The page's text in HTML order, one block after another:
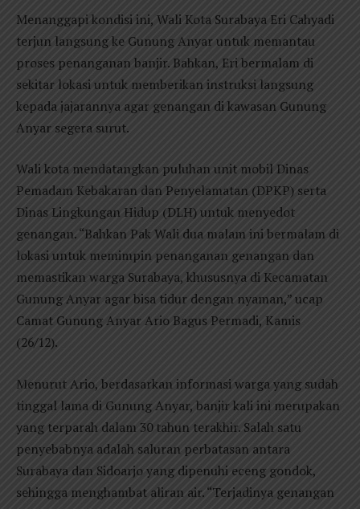
Menanggapi kondisi ini, Wali Kota Surabaya Eri Cahyadi
terjun langsung ke Gunung Anyar untuk memantau
proses penanganan banjir. Bahkan, Eri bermalam di
sekitar lokasi untuk memberikan instruksi langsung
kepada jajarannya agar genangan di kawasan Gunung
Anyar segera surut.
Wali kota mendatangkan puluhan unit mobil Dinas
Pemadam Kebakaran dan Penyelamatan (DPKP) serta
Dinas Lingkungan Hidup (DLH) untuk menyedot
genangan. “Bahkan Pak Wali dua malam ini bermalam di
lokasi untuk memimpin penanganan genangan dan
memastikan warga Surabaya, khususnya di Kecamatan
Gunung Anyar agar bisa tidur dengan nyaman,” ucap
Camat Gunung Anyar Ario Bagus Permadi, Kamis
(26/12).
Menurut Ario, berdasarkan informasi warga yang sudah
tinggal lama di Gunung Anyar, banjir kali ini merupakan
yang terparah dalam 30 tahun terakhir. Salah satu
penyebabnya adalah saluran perbatasan antara
Surabaya dan Sidoarjo yang dipenuhi eceng gondok,
sehingga menghambat aliran air. “Terjadinya genangan